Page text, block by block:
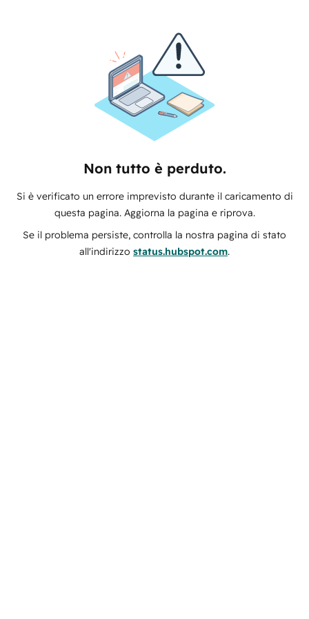
Non tutto è perduto.
Si è verificato un errore imprevisto durante il caricamento di
questa pagina. Aggiorna la pagina e riprova.
Se il problema persiste, controlla la nostra pagina di stato
all'indirizzo status.hubspot.com.